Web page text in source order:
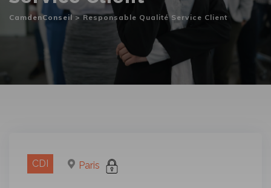
CamdenConseil>Responsable Qualité Service Client
CDI Paris